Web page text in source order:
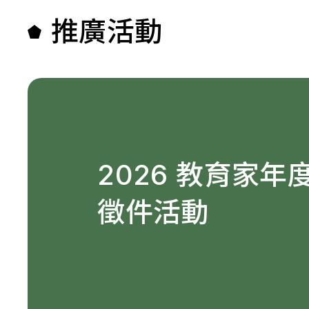
推廣活動
2026 教育家年
徵件活動